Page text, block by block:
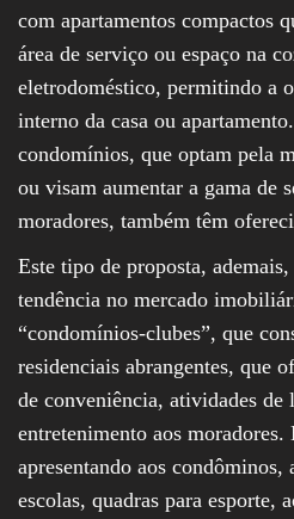
com apartamentos compactos
área de serviço ou espaço na
eletrodoméstico, permitindo a
interno da casa ou
condomínios, que optam pela
ou visam aumentar a gama de
moradores, também têm
Este tipo de proposta,
tendência no mercado
“condomínios-clubes”, que
residenciais abrangentes, que
de conveniência, atividades de
entretenimento aos moradores.
apresentando aos condôminos,
escolas, quadras para esporte,